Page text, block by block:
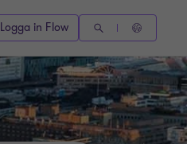
Logga in Flow